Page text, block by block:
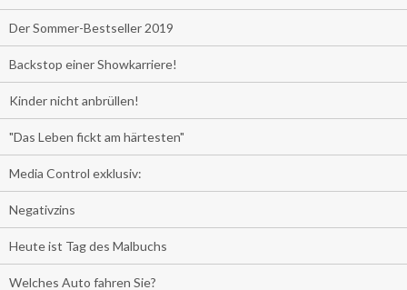
Der Sommer-Bestseller 2019
Backstop einer Showkarriere!
Kinder nicht anbrüllen!
"Das Leben fickt am härtesten"
Media Control exklusiv:
Negativzins
Heute ist Tag des Malbuchs
Welches Auto fahren Sie?